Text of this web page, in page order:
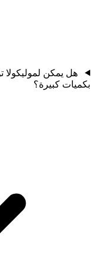
هل يمكن لموليكولا
بكميات كبيرة؟